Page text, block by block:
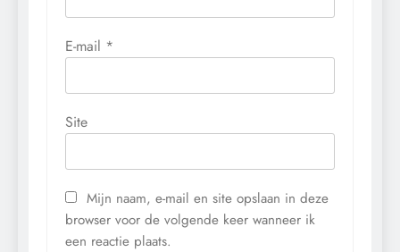
E-mail *
Site
Mijn naam, e-mail en site opslaan in deze
browser voor de volgende keer wanneer ik
een reactie plaats.